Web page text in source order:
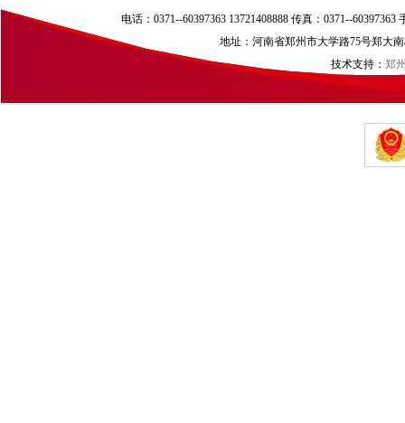
电话：0371--60397363 13721408888 传真：0371--
地址：河南省郑州市大学路75号郑大
技术支持： 郑